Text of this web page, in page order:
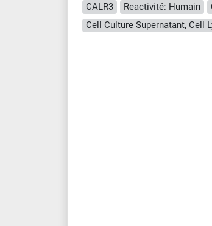
CALR3 Reactivité: Humain
Cell Culture Supernatant, Cell